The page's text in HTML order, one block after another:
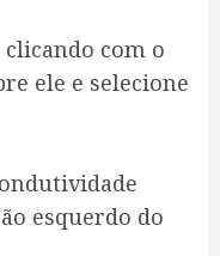
com o
ele e selecione
esquerdo do